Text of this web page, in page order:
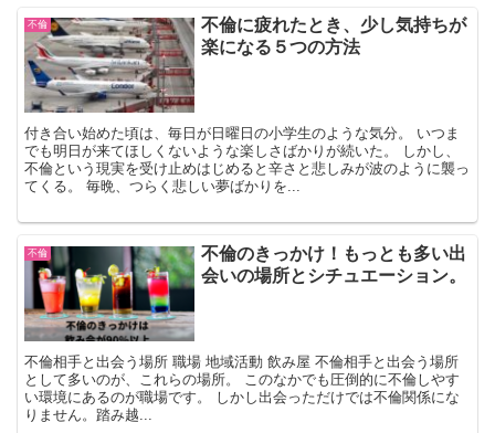
不倫
不倫に疲れたとき、少し気持ちが
楽になる５つの方法
付き合い始めた頃は、毎日が日曜日の小学生のような気分。 いつま
でも明日が来てほしくないような楽しさばかりが続いた。 しかし、
不倫という現実を受け止めはじめると辛さと悲しみが波のように襲っ
てくる。 毎晩、つらく悲しい夢ばかりを...
不倫
不倫のきっかけ！もっとも多い出
会いの場所とシチュエーション。
不倫相手と出会う場所 職場 地域活動 飲み屋 不倫相手と出会う場所
として多いのが、これらの場所。 このなかでも圧倒的に不倫しやす
い環境にあるのが職場です。 しかし出会っただけでは不倫関係にな
りません。踏み越...